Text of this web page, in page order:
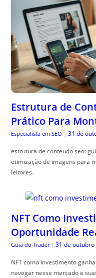
Estrutura de
Prático Para
Especialista em SEO | 31 de
estrutura de conteudo seo:
otimização de imagens para
leitores.
NFT Como
Oportunidade
Guia do Trader | 31 de
NFT como investimento
navegar nesse mercado e